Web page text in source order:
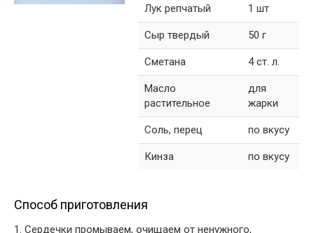
Лук репчатый 1 шт
Сыр твердый 50 г
Сметана 4 ст. л.
Масло
растительное
для
жарки
Соль, перец по вкусу
Кинза по вкусу
Способ приготовления
1. Сердечки промываем, очищаем от ненужного,